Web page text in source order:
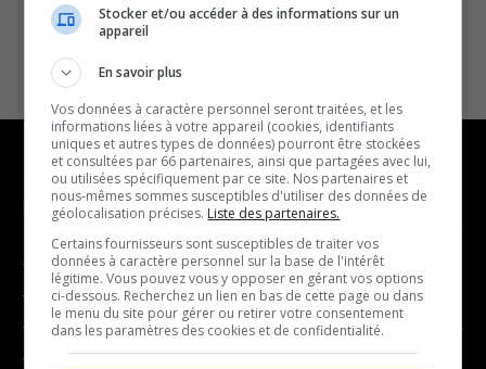
NOUVELLES
- Affaires municipales
- Communauté / Social
- Culture
- Économie
MUSIQUE
- Décompte franco
- Joué récemment
BALADOS
Stocker et/ou accéder à des informations sur un
appareil
En savoir plus
Vos données à caractère personnel seront traitées, et les
informations liées à votre appareil (cookies, identifiants
uniques et autres types de données) pourront être stockées
et consultées par 66 partenaires, ainsi que partagées avec lui,
ou utilisées spécifiquement par ce site. Nos partenaires et
nous-mêmes sommes susceptibles d'utiliser des données de
géolocalisation précises. Liste des partenaires.
Certains fournisseurs sont susceptibles de traiter vos
données à caractère personnel sur la base de l'intérêt
légitime. Vous pouvez vous y opposer en gérant vos options
ci-dessous. Recherchez un lien en bas de cette page ou dans
le menu du site pour gérer ou retirer votre consentement
dans les paramètres des cookies et de confidentialité.